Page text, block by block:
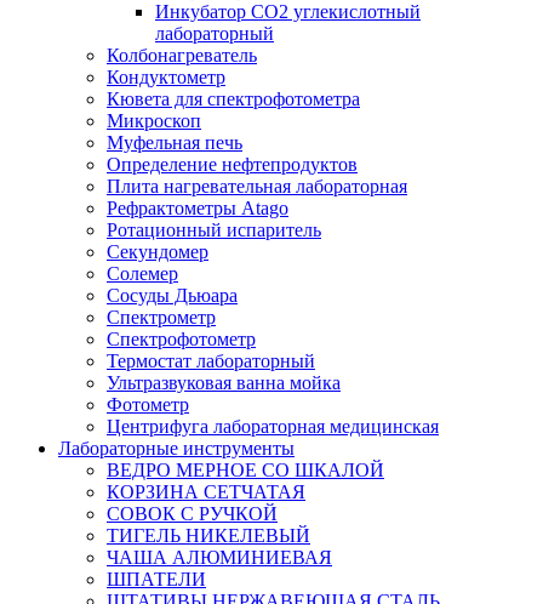
Инкубатор СО2 углекислотный
лабораторный
Колбонагреватель
Кондуктометр
Кювета для спектрофотометра
Микроскоп
Муфельная печь
Определение нефтепродуктов
Плита нагревательная лабораторная
Рефрактометры Atago
Ротационный испаритель
Секундомер
Солемер
Сосуды Дьюара
Спектрометр
Спектрофотометр
Термостат лабораторный
Ультразвуковая ванна мойка
Фотометр
Центрифуга лабораторная медицинская
Лабораторные инструменты
ВЕДРО МЕРНОЕ СО ШКАЛОЙ
КОРЗИНА СЕТЧАТАЯ
СОВОК С РУЧКОЙ
ТИГЕЛЬ НИКЕЛЕВЫЙ
ЧАША АЛЮМИНИЕВАЯ
ШПАТЕЛИ